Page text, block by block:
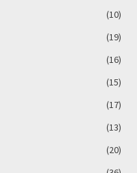
(10)
(19)
(16)
(15)
(17)
(13)
(20)